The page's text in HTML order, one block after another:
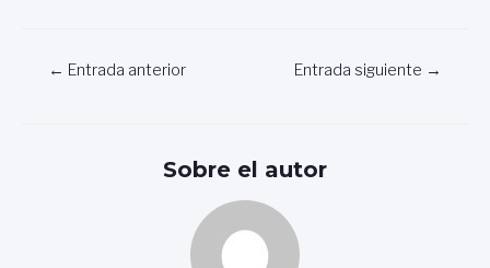
Navegación
← Entrada anterior Entrada siguiente →
Sobre el autor